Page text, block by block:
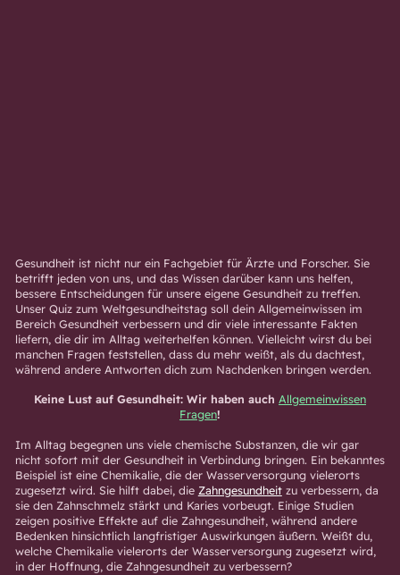
Gesundheit ist nicht nur ein Fachgebiet für Ärzte und Forscher. Sie
betrifft jeden von uns, und das Wissen darüber kann uns helfen,
bessere Entscheidungen für unsere eigene Gesundheit zu treffen.
Unser Quiz zum Weltgesundheitstag soll dein Allgemeinwissen im
Bereich Gesundheit verbessern und dir viele interessante Fakten
liefern, die dir im Alltag weiterhelfen können. Vielleicht wirst du bei
manchen Fragen feststellen, dass du mehr weißt, als du dachtest,
während andere Antworten dich zum Nachdenken bringen werden.
Keine Lust auf Gesundheit: Wir haben auch Allgemeinwissen
Fragen!
Im Alltag begegnen uns viele chemische Substanzen, die wir gar
nicht sofort mit der Gesundheit in Verbindung bringen. Ein bekanntes
Beispiel ist eine Chemikalie, die der Wasserversorgung vielerorts
zugesetzt wird. Sie hilft dabei, die Zahngesundheitzu verbessern, da
sie den Zahnschmelz stärkt und Karies vorbeugt. Einige Studien
zeigen positive Effekte auf die Zahngesundheit, während andere
Bedenken hinsichtlich langfristiger Auswirkungen äußern. Weißt du,
welche Chemikalie vielerorts der Wasserversorgung zugesetzt wird,
in der Hoffnung, die Zahngesundheit zu verbessern?